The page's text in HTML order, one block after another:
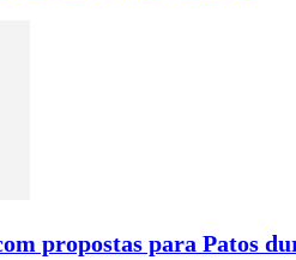
propostas para Patos